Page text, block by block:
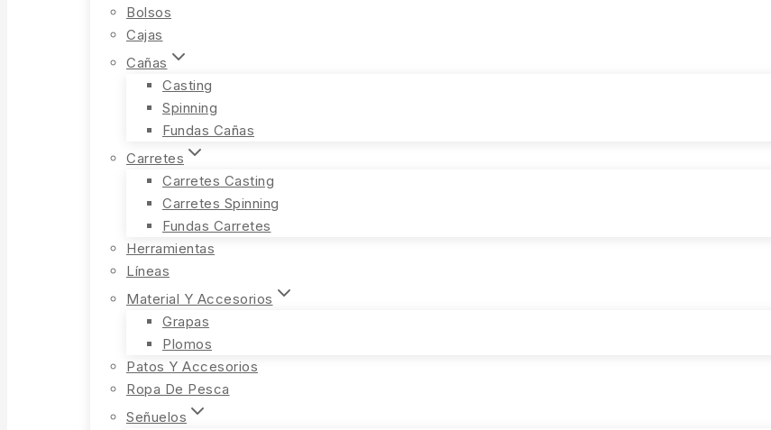
Bolsos
Cajas
Cañas
Casting
Spinning
Fundas Cañas
Carretes
Carretes Casting
Carretes Spinning
Fundas Carretes
Herramientas
Líneas
Material Y Accesorios
Grapas
Plomos
Patos Y Accesorios
Ropa De Pesca
Señuelos